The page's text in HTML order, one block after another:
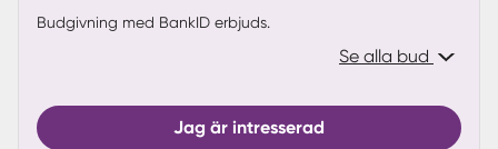
Budgivning med BankID erbjuds.
Se alla bud
Jag är intresserad